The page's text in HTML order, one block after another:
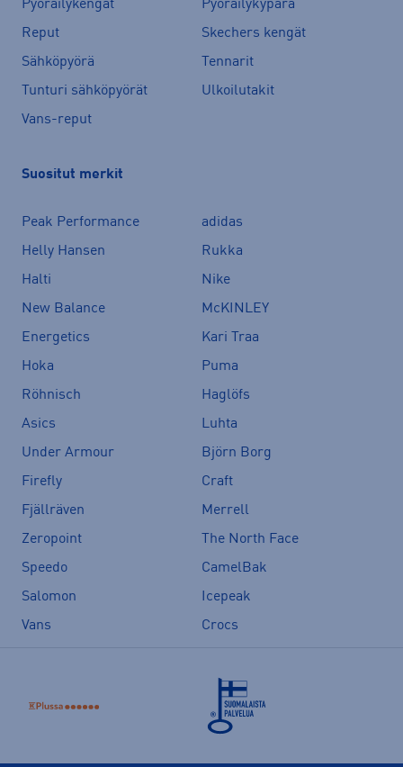
Pyöräilykengät
Pyöräilykypärä
Reput
Skechers kengät
Sähköpyörä
Tennarit
Tunturi sähköpyörät
Ulkoilutakit
Vans-reput
Suositut merkit
Peak Performance
adidas
Helly Hansen
Rukka
Halti
Nike
New Balance
McKINLEY
Energetics
Kari Traa
Hoka
Puma
Röhnisch
Haglöfs
Asics
Luhta
Under Armour
Björn Borg
Firefly
Craft
Fjällräven
Merrell
Zeropoint
The North Face
Speedo
CamelBak
Salomon
Icepeak
Vans
Crocs